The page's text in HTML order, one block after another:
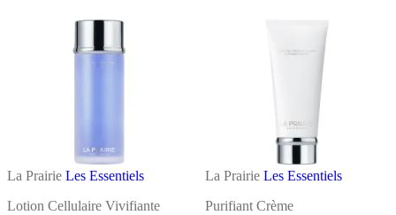
La Prairie Les Essentiels
Lotion Cellulaire Vivifiante
La Prairie Les Essentiels
Purifiant Crème